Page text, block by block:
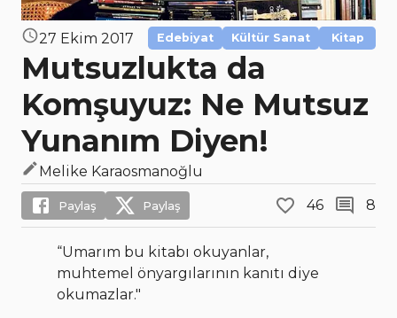
27 Ekim 2017 Edebiyat Kültür Sanat Kitap
Mutsuzlukta da
Komşuyuz: Ne Mutsuz
Yunanım Diyen!
Melike Karaosmanoğlu
Paylaş Paylaş 46 8
“Umarım bu kitabı okuyanlar,
muhtemel önyargılarının kanıtı diye
okumazlar."